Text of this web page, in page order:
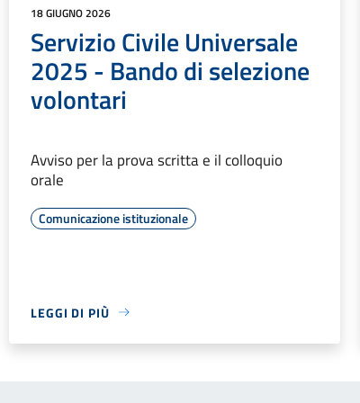
18 GIUGNO 2026
Servizio Civile Universale
2025 - Bando di selezione
volontari
Avviso per la prova scritta e il colloquio
orale
Comunicazione istituzionale
LEGGI DI PIÙ